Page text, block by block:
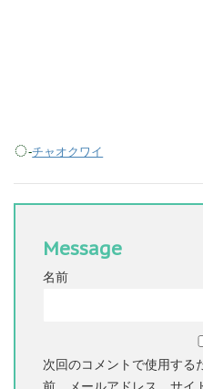
-チャオクワイ
Message
名前
次回のコメントで使用する
前、メールアドレス、サイ